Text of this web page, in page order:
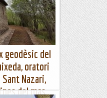
de Mallorca
geodèsic del
oratori
Nazari,
del mas